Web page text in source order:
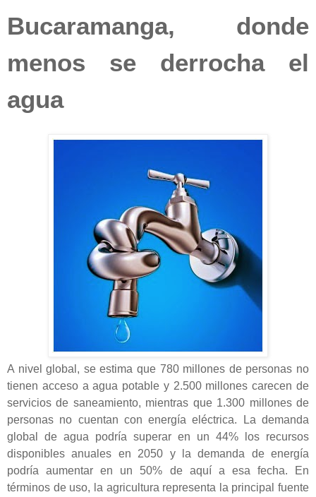
Bucaramanga, donde
menos se derrocha el
agua
A nivel global, se estima que 780 millones de personas no
tienen acceso a agua potable y 2.500 millones carecen de
servicios de saneamiento, mientras que 1.300 millones de
personas no cuentan con energía eléctrica. La demanda
global de agua podría superar en un 44% los recursos
disponibles anuales en 2050 y la demanda de energía
podría aumentar en un 50% de aquí a esa fecha. En
términos de uso, la agricultura representa la principal fuente